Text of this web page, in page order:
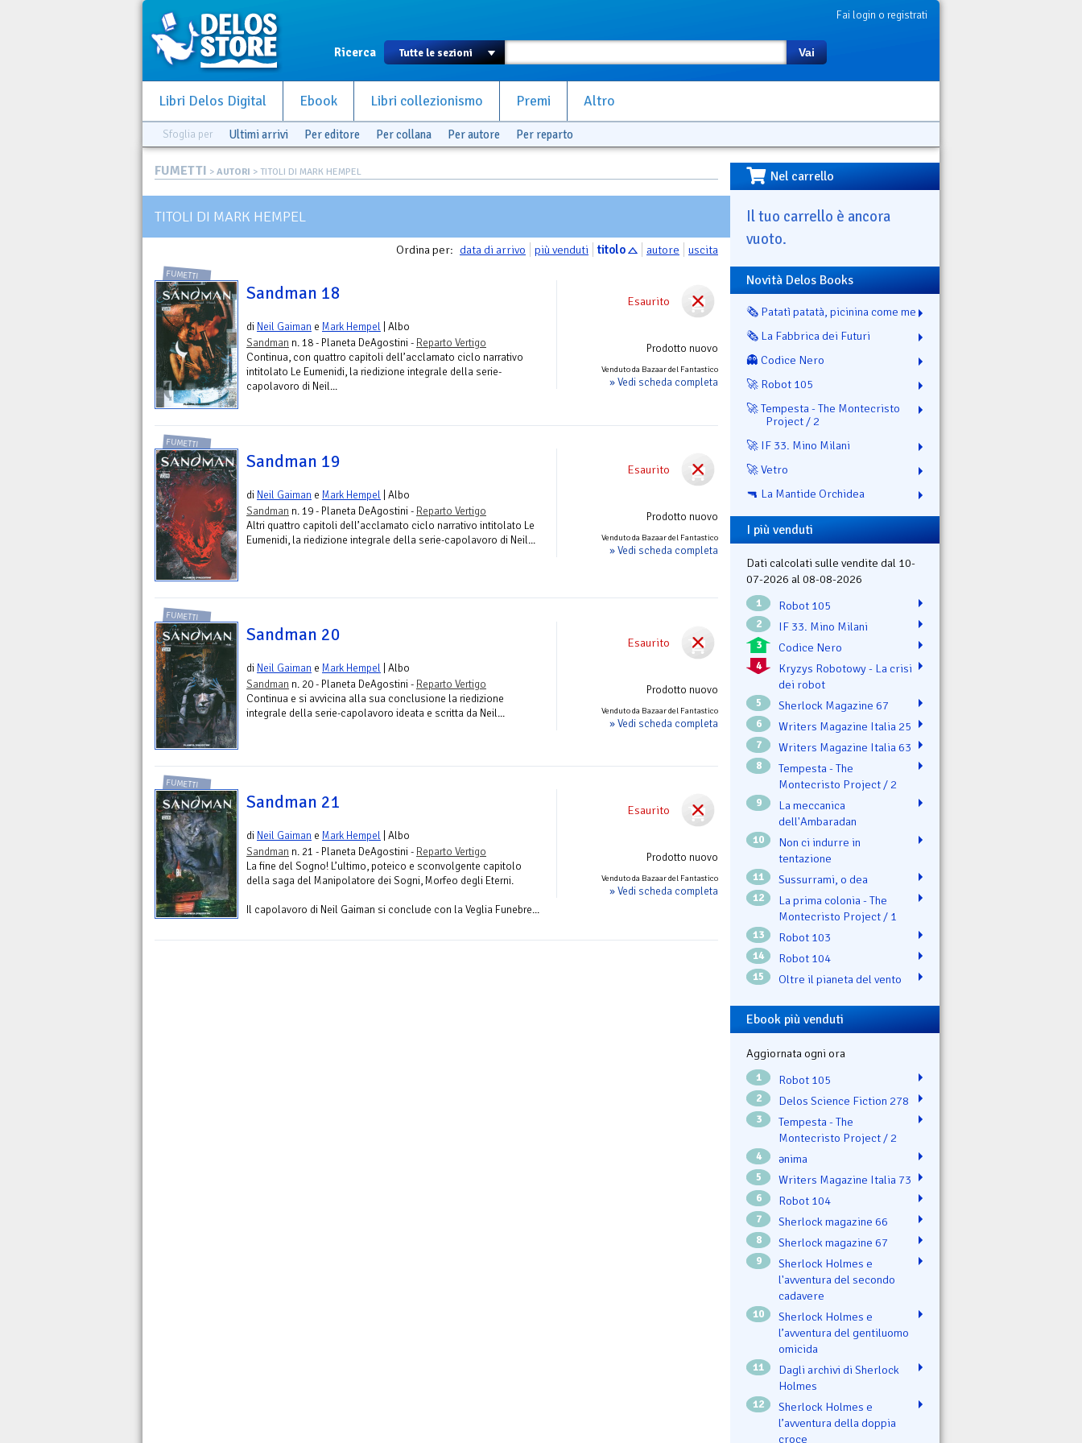
Fai login o registrati
Ricerca Vai
Libri Delos Digital Ebook Libri collezionismo Premi Altro
Sfoglia per Ultimi arrivi Per editore Per collana Per autore Per reparto
FUMETTI > AUTORI > TITOLI DI MARK HEMPEL
TITOLI DI MARK HEMPEL
Ordina per: data di arrivo più venduti titolo autore uscita
Esaurito
Prodotto nuovo
Venduto da Bazaar del Fantastico
» Vedi scheda completa
FUMETTI
Sandman 18
di Neil Gaiman e Mark Hempel | Albo
Sandman n. 18 - Planeta DeAgostini - Reparto Vertigo
Continua, con quattro capitoli dell’acclamato ciclo narrativo
intitolato Le Eumenidi, la riedizione integrale della serie-
capolavoro di Neil...
Esaurito
Prodotto nuovo
Venduto da Bazaar del Fantastico
» Vedi scheda completa
FUMETTI
Sandman 19
di Neil Gaiman e Mark Hempel | Albo
Sandman n. 19 - Planeta DeAgostini - Reparto Vertigo
Altri quattro capitoli dell’acclamato ciclo narrativo intitolato Le
Eumenidi, la riedizione integrale della serie-capolavoro di Neil...
Esaurito
Prodotto nuovo
Venduto da Bazaar del Fantastico
» Vedi scheda completa
FUMETTI
Sandman 20
di Neil Gaiman e Mark Hempel | Albo
Sandman n. 20 - Planeta DeAgostini - Reparto Vertigo
Continua e si avvicina alla sua conclusione la riedizione
integrale della serie-capolavoro ideata e scritta da Neil...
Esaurito
Prodotto nuovo
Venduto da Bazaar del Fantastico
» Vedi scheda completa
FUMETTI
Sandman 21
di Neil Gaiman e Mark Hempel | Albo
Sandman n. 21 - Planeta DeAgostini - Reparto Vertigo
La fine del Sogno! L’ultimo, poteico e sconvolgente capitolo
della saga del Manipolatore dei Sogni, Morfeo degli Eterni.
Il capolavoro di Neil Gaiman si conclude con la Veglia Funebre...
Nel carrello
Il tuo carrello è ancora
vuoto.
Novità Delos Books
🗞️ Patatì patatà, picinina come me
🗞️ La Fabbrica dei Futuri
👻 Codice Nero
🚀 Robot 105
🚀 Tempesta - The Montecristo
Project / 2
🚀 IF 33. Mino Milani
🚀 Vetro
🔫 La Mantide Orchidea
I più venduti
Dati calcolati sulle vendite dal 10-
07-2026 al 08-08-2026
1 Robot 105
2 IF 33. Mino Milani
3 Codice Nero
4
Kryzys Robotowy - La crisi
dei robot
5 Sherlock Magazine 67
6 Writers Magazine Italia 25
7 Writers Magazine Italia 63
8
Tempesta - The
Montecristo Project / 2
9
La meccanica
dell'Ambaradan
10
Non ci indurre in
tentazione
11 Sussurrami, o dea
12
La prima colonia - The
Montecristo Project / 1
13 Robot 103
14 Robot 104
15 Oltre il pianeta del vento
Ebook più venduti
Aggiornata ogni ora
1 Robot 105
2 Delos Science Fiction 278
3
Tempesta - The
Montecristo Project / 2
4 ənima
5 Writers Magazine Italia 73
6 Robot 104
7 Sherlock magazine 66
8 Sherlock magazine 67
9
Sherlock Holmes e
l'avventura del secondo
cadavere
10
Sherlock Holmes e
l’avventura del gentiluomo
omicida
11
Dagli archivi di Sherlock
Holmes
12
Sherlock Holmes e
l’avventura della doppia
croce